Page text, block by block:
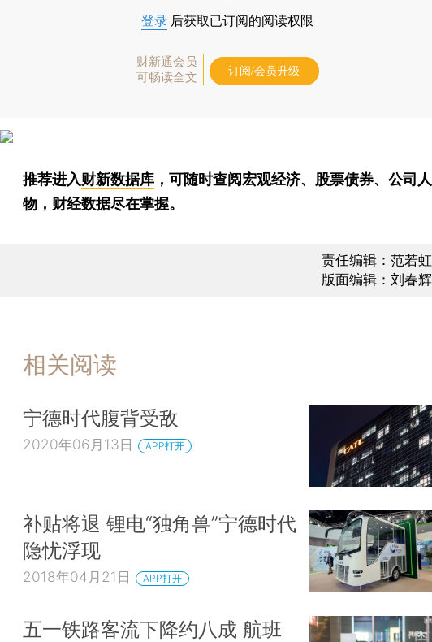
登录 后获取已订阅的阅读权限
财新通会员
可畅读全文
订阅/会员升级
推荐进入财新数据库 ，可随时查阅宏观经济、股票债券、公司人
物，财经数据尽在掌握。
责任编辑：范若虹
版面编辑：刘春辉
相关阅读
宁德时代腹背受敌
2020年06月13日 APP打开
补贴将退 锂电“独角兽”宁德时代
隐忧浮现
2018年04月21日 APP打开
五一铁路客流下降约八成 航班